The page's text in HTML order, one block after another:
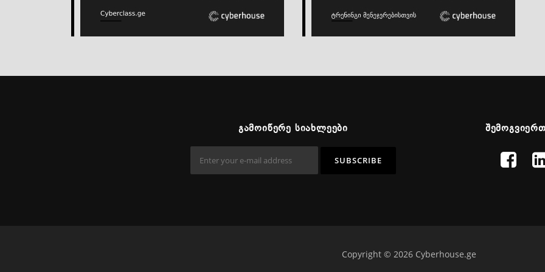
ᲒᲐᲛᲝᲘᲬᲔᲠᲔ ᲡᲘᲐᲮᲚᲔᲔᲑᲘ
Copyright © 2026 Cyberhouse.ge